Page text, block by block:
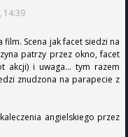
14:39
Scena jak facet siedzi na
patrzy przez okno, facet
akcji) i uwaga... tym razem
znudzona na parapecie z
angielskiego przez